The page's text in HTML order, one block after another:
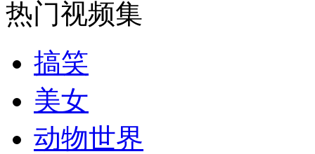
走！跟着总书记去植树
消防员救轻生者
热门视频集
搞笑
美女
动物世界